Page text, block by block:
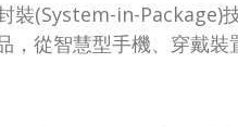
裝(System-in-Package)
，從智慧型手機、穿戴裝